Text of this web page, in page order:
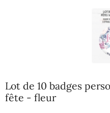
Lot de 10 badges
fête - fleur